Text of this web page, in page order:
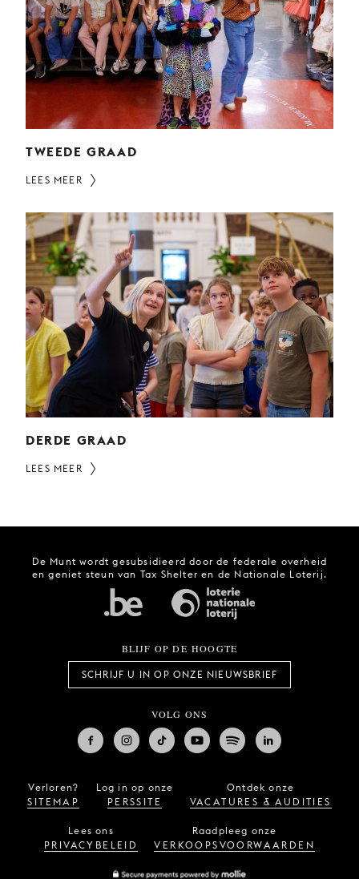
TWEEDE GRAAD
LEES MEER
DERDE GRAAD
LEES MEER
De Munt wordt gesubsidieerd door de federale overheid
en geniet steun van Tax Shelter en de Nationale Loterij.
BLIJF OP DE HOOGTE
SCHRIJF U IN OP ONZE NIEUWSBRIEF
VOLG ONS
Verloren?
SITEMAP
Log in op onze
PERSSITE
Ontdek onze
VACATURES & AUDITIES
Lees ons
PRIVACYBELEID
Raadpleeg onze
VERKOOPSVOORWAARDEN